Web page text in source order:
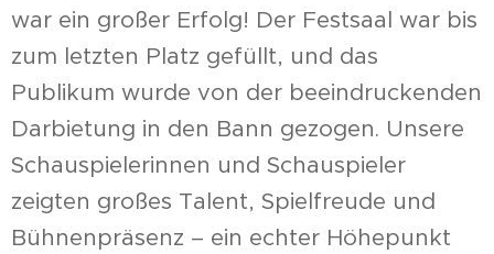
war ein großer Erfolg! Der Festsaal war bis
zum letzten Platz gefüllt, und das
Publikum wurde von der beeindruckenden
Darbietung in den Bann gezogen. Unsere
Schauspielerinnen und Schauspieler
zeigten großes Talent, Spielfreude und
Bühnenpräsenz – ein echter Höhepunkt